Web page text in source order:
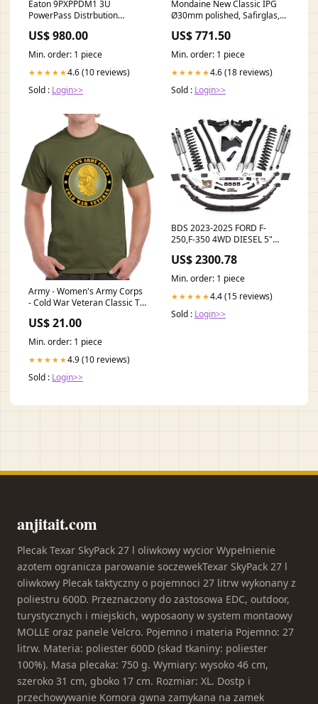
Eaton 9PXPPDM1 3U
PowerPass Distrbution
- Rack-mountable Zenith
safety products
US$ 980.00
Min. order: 1 piece
★★★★★4.6 (10 reviews)
Sold : Login>>
Mondaine New Classic IPG
Ø30mm polished, Safirglas,
Dam
US$ 771.50
Min. order: 1 piece
★★★★★4.6 (18 reviews)
Sold : Login>>
Army - Women's Army Corps
- Cold War Veteran Classic T
US$ 21.00
Min. order: 1 piece
★★★★★4.9 (10 reviews)
Sold : Login>>
BDS 2023-2025 FORD F-
250,F-350 4WD DIESEL 5"
HTO Spindles
US$ 2300.78
Min. order: 1 piece
★★★★★4.4 (15 reviews)
Sold : Login>>
anjitait.com
Plecak Texar SkyPack 27 l oliwkowy wycior Wypełnienie
azotem ogranicza parowanie soczewekTexar SkyPack 27 l
oliwkowy Plecak taktyczny o pojemnoci 27 litrw wykonany z
poliestru 600D. Przeznaczony do zastosowa EDC, outdoor,
turystycznych i miejskich, wyposaony w system montaowy
MOLLE oraz panele Velcro. Pojemno i materia Pojemno: 27
litrw. Materia: poliester 600D (skad tkaniny: poliester
100%). Masa plecaka: 750 g. Wymiary: wysoko 46 cm,
szeroko 31 cm, gboko 17 cm. Rozmiar: XL. Dostp i
przechowywanie Komora gwna zamykana na zamek